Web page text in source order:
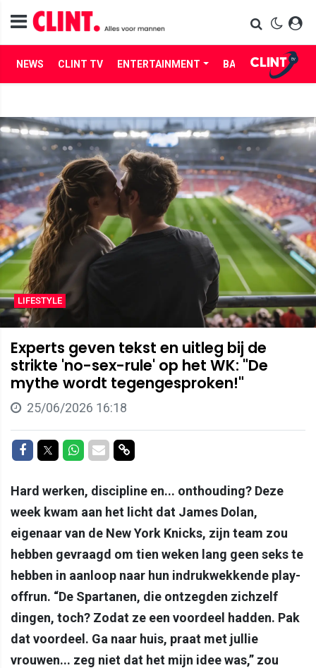
NEWS CLINT TV ENTERTAINMENT BABES LIFE
LIFESTYLE
Experts geven tekst en uitleg bij de
strikte 'no-sex-rule' op het WK: "De
mythe wordt tegengesproken!"
25/06/2026 16:18
Delen op Facebook
Delen op Twitter
Delen op Whatsapp
Delen via Mail
Delen via link
Hard werken, discipline en... onthouding? Deze
week kwam aan het licht dat James Dolan,
eigenaar van de New York Knicks, zijn team zou
hebben gevraagd om tien weken lang geen seks te
hebben in aanloop naar hun indrukwekkende play-
offrun. “De Spartanen, die ontzegden zichzelf
dingen, toch? Zodat ze een voordeel hadden. Pak
dat voordeel. Ga naar huis, praat met jullie
vrouwen... zeg niet dat het mijn idee was,” zou